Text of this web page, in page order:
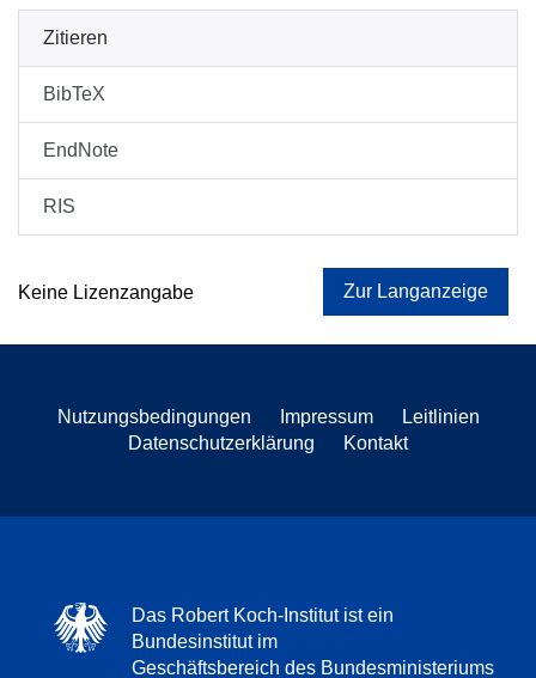
Zitieren
BibTeX
EndNote
RIS
Keine Lizenzangabe Zur Langanzeige
Nutzungsbedingungen Impressum
Leitlinien
Datenschutzerklärung
Kontakt
Das Robert Koch-Institut ist ein
Bundesinstitut im
Geschäftsbereich des Bundesministeriums